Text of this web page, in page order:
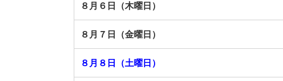
８月６日（木曜日）
８月７日（金曜日）
８月８日（土曜日）